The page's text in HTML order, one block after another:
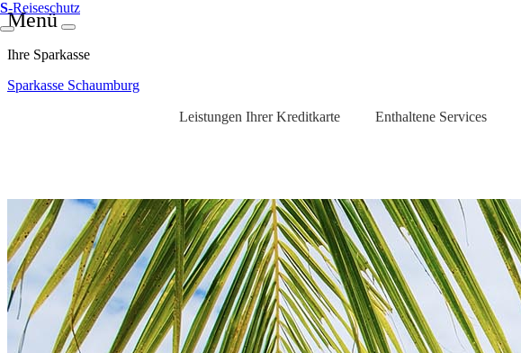
S-Reiseschutz
Menü
Ihre Sparkasse
Sparkasse Schaumburg
Leistungen Ihrer Kreditkarte Enthaltene Services